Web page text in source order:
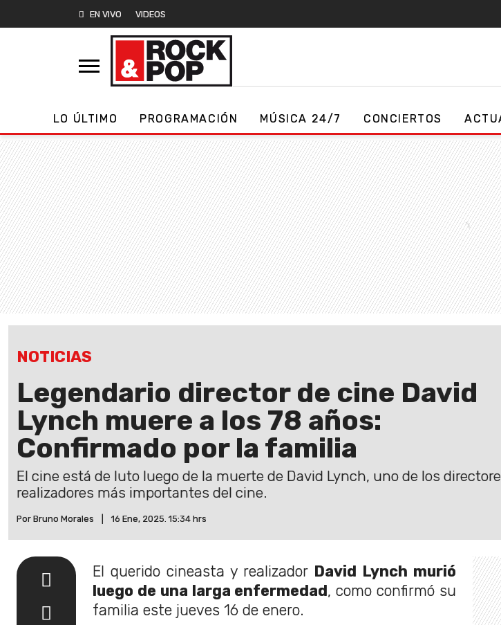
EN VIVO VIDEOS
LO ÚLTIMO PROGRAMACIÓN MÚSICA 24/7 CONCIERTOS
NOTICIAS
Legendario director de cine David
Lynch muere a los 78 años:
Confirmado por la familia
El cine está de luto luego de la muerte de David Lynch, uno de los
realizadores más importantes del cine.
Por Bruno Morales 16 Ene, 2025. 15:34 hrs
El querido cineasta y realizador David Lynch murió
luego de una larga enfermedad, como confirmó su
familia este jueves 16 de enero.